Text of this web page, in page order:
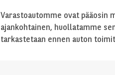
Varastoautomme ovat pääosin
ajankohtainen, huollatamme
tarkastetaan ennen auton